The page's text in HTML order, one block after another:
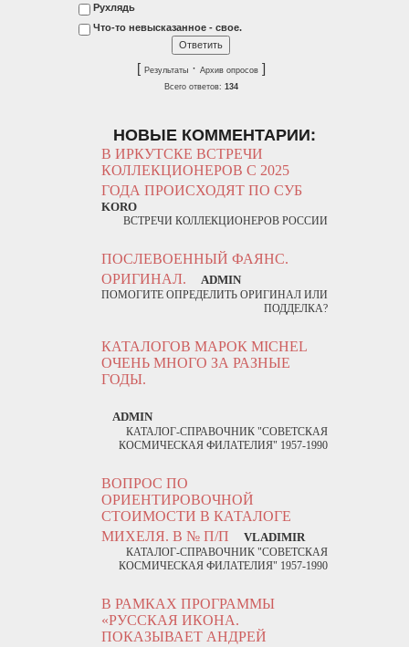
Рухлядь
Что-то невысказанное - свое.
[ Результаты· Архив опросов]
Всего ответов: 134
НОВЫЕ КОММЕНТАРИИ:
В ИРКУТСКЕ ВСТРЕЧИ
КОЛЛЕКЦИОНЕРОВ С 2025
ГОДА ПРОИСХОДЯТ ПО СУБ
KORO
ВСТРЕЧИ КОЛЛЕКЦИОНЕРОВ РОССИИ
ПОСЛЕВОЕННЫЙ ФАЯНС.
ОРИГИНАЛ.
ADMIN
ПОМОГИТЕ ОПРЕДЕЛИТЬ ОРИГИНАЛ ИЛИ
ПОДДЕЛКА?
КАТАЛОГОВ МАРОК MICHEL
ОЧЕНЬ МНОГО ЗА РАЗНЫЕ
ГОДЫ.
ADMIN
КАТАЛОГ-СПРАВОЧНИК "СОВЕТСКАЯ
КОСМИЧЕСКАЯ ФИЛАТЕЛИЯ" 1957-1990
ВОПРОС ПО
ОРИЕНТИРОВОЧНОЙ
СТОИМОСТИ В КАТАЛОГЕ
МИХЕЛЯ. В № П/П
VLADIMIR
КАТАЛОГ-СПРАВОЧНИК "СОВЕТСКАЯ
КОСМИЧЕСКАЯ ФИЛАТЕЛИЯ" 1957-1990
В РАМКАХ ПРОГРАММЫ
«РУССКАЯ ИКОНА.
ПОКАЗЫВАЕТ АНДРЕЙ